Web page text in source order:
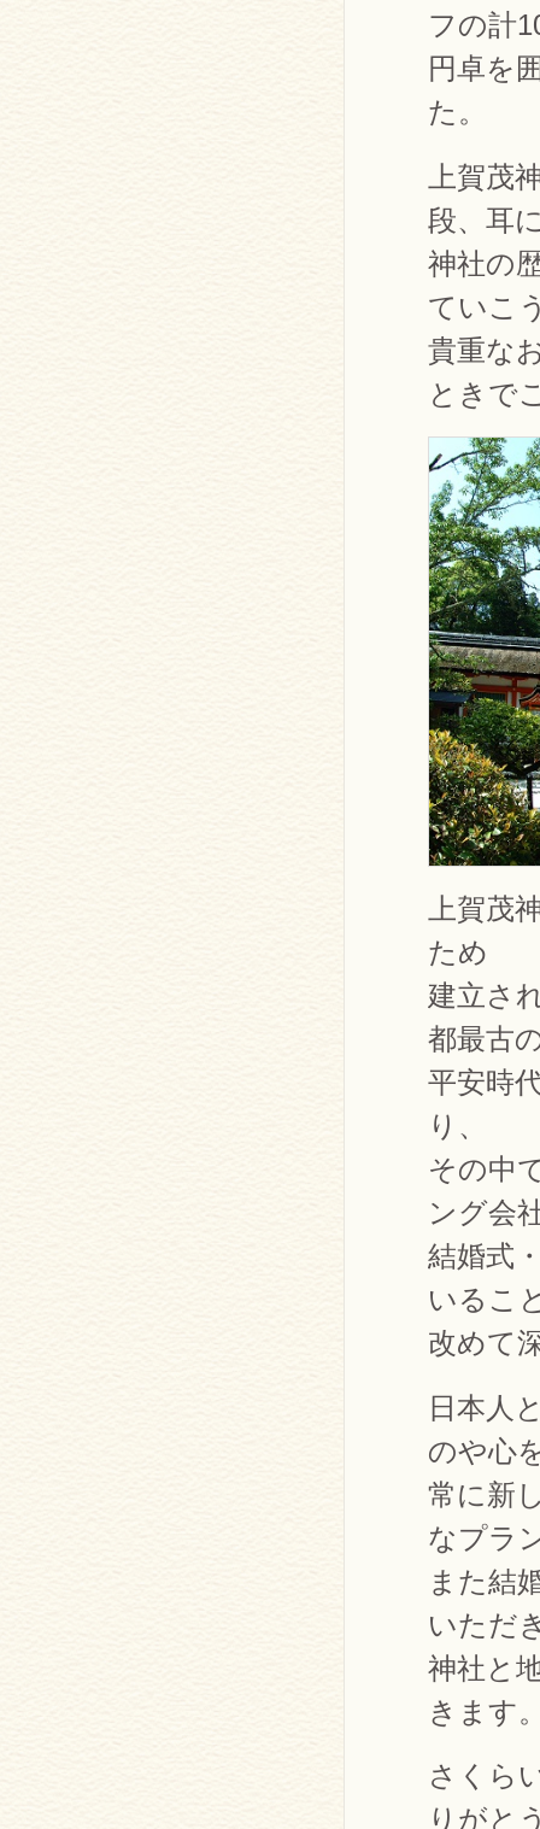
フの計
円卓を
た。
上賀茂
段、耳
神社の
ていこ
貴重な
ときで
上賀茂
ため
建立さ
都最古
平安時
り、
その中
ング会
結婚式
いるこ
改めて
日本人
のや心
常に新
なプラ
また結
いただ
神社と
きます
さくら
りがと